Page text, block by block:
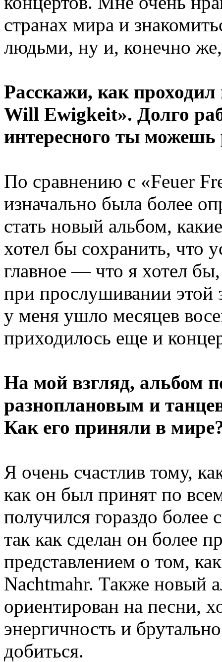
странах мира и
людьми, ну и, конечно
Расскажи, как
Will Ewigkeit». Долго
интересного ты можешь
По сравнению с «Feuer
изначально была более
стать новый альбом,
хотел бы сохранить, что
главное — что я хотел
при прослушивании этой
у меня ушло месяцев
приходилось еще и
На мой взгляд, альбом
разноплановым и
Как его приняли в
Я очень счастлив тому,
как он был принят по
получился гораздо
так как сделан он более
представлением о том,
Nachtmahr. Также новый
ориентирован на песни,
энергичность и
добиться.